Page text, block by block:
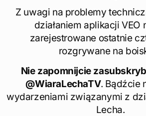
Z uwagi na problemy
działaniem aplikacji VEO
zarejestrowane ostatnie
rozgrywane na
Nie zapomnijcie
@WiaraLechaTV. Bądźcie
wydarzeniami związanymi z
Lecha.